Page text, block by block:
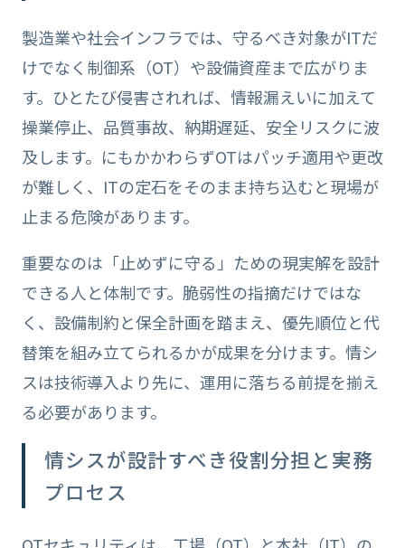
製造業や社会インフラでは、守るべき対象がITだ
けでなく制御系（OT）や設備資産まで広がりま
す。ひとたび侵害されれば、情報漏えいに加えて
操業停止、品質事故、納期遅延、安全リスクに波
及します。にもかかわらずOTはパッチ適用や更改
が難しく、ITの定石をそのまま持ち込むと現場が
止まる危険があります。
重要なのは「止めずに守る」ための現実解を設計
できる人と体制です。脆弱性の指摘だけではな
く、設備制約と保全計画を踏まえ、優先順位と代
替策を組み立てられるかが成果を分けます。情シ
スは技術導入より先に、運用に落ちる前提を揃え
る必要があります。
情シスが設計すべき役割分担と実務
プロセス